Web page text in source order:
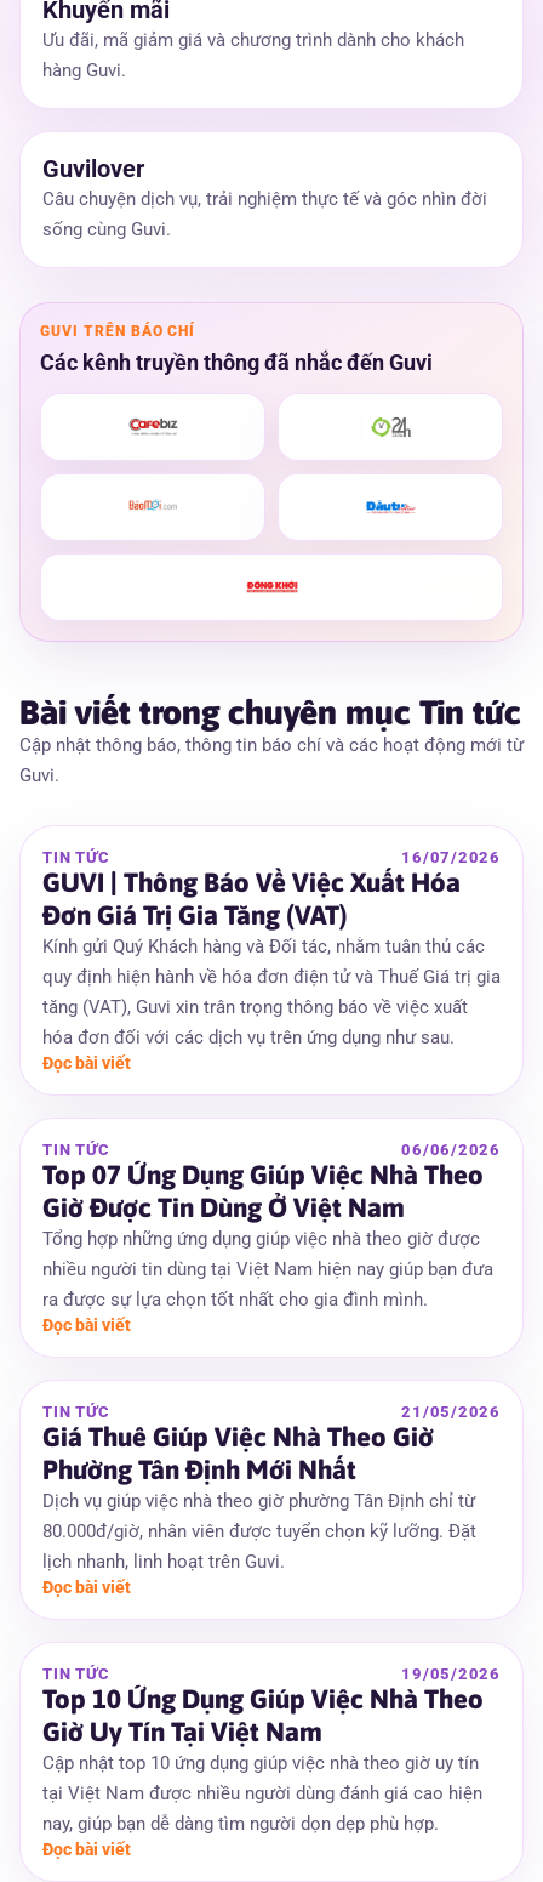
Khuyến mãi
Ưu đãi, mã giảm giá và chương trình dành cho khách
hàng Guvi.
Guvilover
Câu chuyện dịch vụ, trải nghiệm thực tế và góc nhìn đời
sống cùng Guvi.
GUVI TRÊN BÁO CHÍ
Các kênh truyền thông đã nhắc đến Guvi
Bài viết trong chuyên mục Tin tức
Cập nhật thông báo, thông tin báo chí và các hoạt động mới từ
Guvi.
TIN TỨC 16/07/2026
GUVI | Thông Báo Về Việc Xuất Hóa
Đơn Giá Trị Gia Tăng (VAT)
Kính gửi Quý Khách hàng và Đối tác, nhằm tuân thủ các
quy định hiện hành về hóa đơn điện tử và Thuế Giá trị gia
tăng (VAT), Guvi xin trân trọng thông báo về việc xuất
hóa đơn đối với các dịch vụ trên ứng dụng như sau.
Đọc bài viết
TIN TỨC 06/06/2026
Top 07 Ứng Dụng Giúp Việc Nhà Theo
Giờ Được Tin Dùng Ở Việt Nam
Tổng hợp những ứng dụng giúp việc nhà theo giờ được
nhiều người tin dùng tại Việt Nam hiện nay giúp bạn đưa
ra được sự lựa chọn tốt nhất cho gia đình mình.
Đọc bài viết
TIN TỨC 21/05/2026
Giá Thuê Giúp Việc Nhà Theo Giờ
Phường Tân Định Mới Nhất
Dịch vụ giúp việc nhà theo giờ phường Tân Định chỉ từ
80.000đ/giờ, nhân viên được tuyển chọn kỹ lưỡng. Đặt
lịch nhanh, linh hoạt trên Guvi.
Đọc bài viết
TIN TỨC 19/05/2026
Top 10 Ứng Dụng Giúp Việc Nhà Theo
Giờ Uy Tín Tại Việt Nam
Cập nhật top 10 ứng dụng giúp việc nhà theo giờ uy tín
tại Việt Nam được nhiều người dùng đánh giá cao hiện
nay, giúp bạn dễ dàng tìm người dọn dẹp phù hợp.
Đọc bài viết